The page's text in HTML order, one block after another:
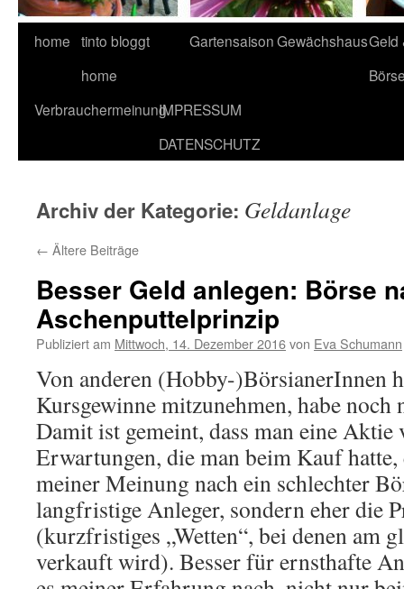
home tinto bloggt
home
GartensaisonGewächshausGeld
VerbrauchermeinungIMPRESSUM
DATENSCHUTZ
Archiv der Kategorie: Geldanlage
← Ältere Beiträge
Besser Geld anlegen: Börse
Aschenputtelprinzip
Publiziert am Mittwoch, 14. Dezember 2016von Eva Schumann
Von anderen (Hobby-)BörsianerInnen
Kursgewinne mitzunehmen, habe noch
Damit ist gemeint, dass man eine
Erwartungen, die man beim Kauf
meiner Meinung nach ein schlechter
langfristige Anleger, sondern eher die
(kurzfristiges „Wetten“, bei denen am
verkauft wird). Besser für ernsthafte